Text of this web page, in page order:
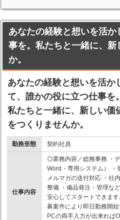
あなたの経験と想いを活
事を。私たちと一緒に、
か。
あなたの経験と想いを活か
て、誰かの役に立つ仕事を。
私たちと一緒に、新しい価
をつくりませんか。
勤務形態 契約社員
仕事内容
◎業務内容／総務事務 ・
Word・専用システム） ・
メルマガの送付対応 ・社
整備 ・備品発注・管理な
安心してスタートできま
募案件により即日勤務開
PCの両手入力が出来れば